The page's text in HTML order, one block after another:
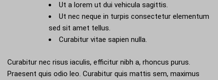
Ut a lorem ut dui vehicula sagittis.
Ut nec neque in turpis consectetur elementum
sed sit amet tellus.
Curabitur vitae sapien nulla.
Curabitur nec risus iaculis, efficitur nibh a, rhoncus purus.
Praesent quis odio leo. Curabitur quis mattis sem, maximus